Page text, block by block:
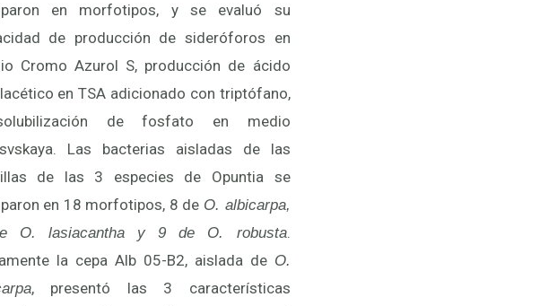
en morfotipos, y se evaluó su
de producción de sideróforos en
Cromo Azurol S, producción de ácido
en TSA adicionado con triptófano,
de fosfato en medio
Las bacterias aisladas de las
de las 3 especies de Opuntia se
en 18 morfotipos, 8 de O. albicarpa,
O. lasiacantha y 9 de O. robusta.
la cepa Alb 05-B2, aislada de O.
, presentó las 3 características